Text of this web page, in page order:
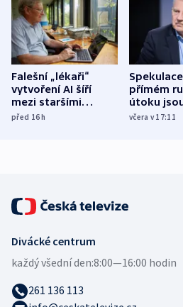
Falešní „lékaři“
vytvoření AI šíří
mezi staršími
Poláky nebezpečné
před 16h
přímém
útoku
míní
včera v 17:11
Divácké centrum
každý všední den:8:00—16:00 hodin
261 136 113